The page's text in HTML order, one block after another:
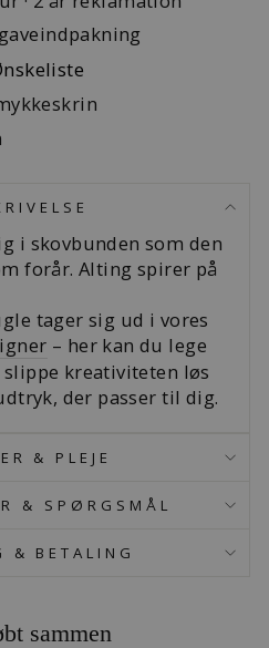
i skovbunden som den
forår. Alting spirer på
tager sig ud i vores
– her kan du lege
kreativiteten løs
der passer til dig.
& PLEJE
& SPØRGSMÅL
& BETALING
sammen